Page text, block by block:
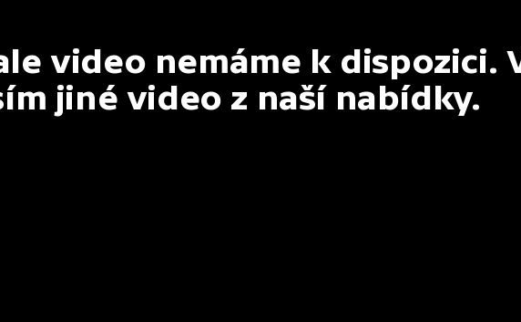
video nemáme k dispozici.
jiné video z naší nabídky.